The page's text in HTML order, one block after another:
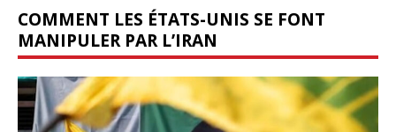
COMMENT LES ÉTATS-UNIS SE FONT
MANIPULER PAR L’IRAN